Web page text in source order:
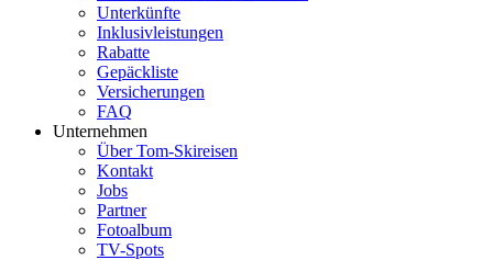
Unterkünfte
Inklusivleistungen
Rabatte
Gepäckliste
Versicherungen
FAQ
Unternehmen
Über Tom-Skireisen
Kontakt
Jobs
Partner
Fotoalbum
TV-Spots